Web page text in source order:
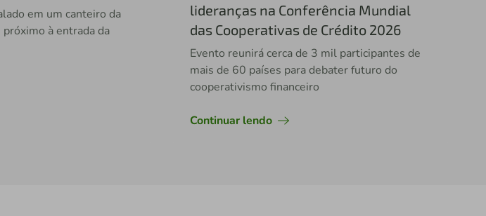
em um canteiro da
à entrada da
lideranças na Conferência Mundial
das Cooperativas de Crédito 2026
Evento reunirá cerca de 3 mil participantes de
mais de 60 países para debater futuro do
cooperativismo financeiro
Continuar lendo